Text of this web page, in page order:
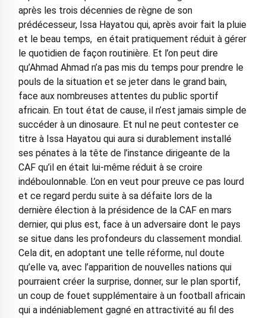
après les trois décennies de règne de son
prédécesseur, Issa Hayatou qui, après avoir fait la pluie
et le beau temps, en était pratiquement réduit à gérer
le quotidien de façon routinière. Et l’on peut dire
qu’Ahmad Ahmad n’a pas mis du temps pour prendre le
pouls de la situation et se jeter dans le grand bain,
face aux nombreuses attentes du public sportif
africain. En tout état de cause, il n’est jamais simple de
succéder à un dinosaure. Et nul ne peut contester ce
titre à Issa Hayatou qui aura si durablement installé
ses pénates à la tête de l’instance dirigeante de la
CAF qu’il en était lui-même réduit à se croire
indéboulonnable. L’on en veut pour preuve ce pas lourd
et ce regard perdu suite à sa défaite lors de la
dernière élection à la présidence de la CAF en mars
dernier, qui plus est, face à un adversaire dont le pays
se situe dans les profondeurs du classement mondial.
Cela dit, en adoptant une telle réforme, nul doute
qu’elle va, avec l’apparition de nouvelles nations qui
pourraient créer la surprise, donner, sur le plan sportif,
un coup de fouet supplémentaire à un football africain
qui a indéniablement gagné en attractivité au fil des